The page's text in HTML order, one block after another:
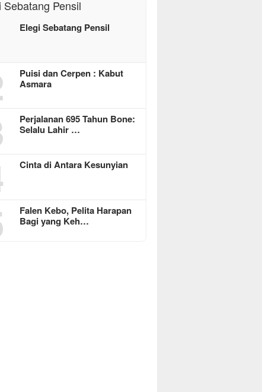
Elegi Sebatang Pensil
Puisi dan Cerpen : Kabut
Asmara
Perjalanan 695 Tahun Bone:
Selalu Lahir …
Cinta di Antara Kesunyian
Falen Kebo, Pelita Harapan
Bagi yang Keh…